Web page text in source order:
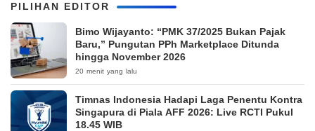
PILIHAN EDITOR
Bimo Wijayanto: “PMK 37/2025 Bukan Pajak
Baru,” Pungutan PPh Marketplace Ditunda
hingga November 2026
20 menit yang lalu
Timnas Indonesia Hadapi Laga Penentu Kontra
Singapura di Piala AFF 2026: Live RCTI Pukul
18.45 WIB